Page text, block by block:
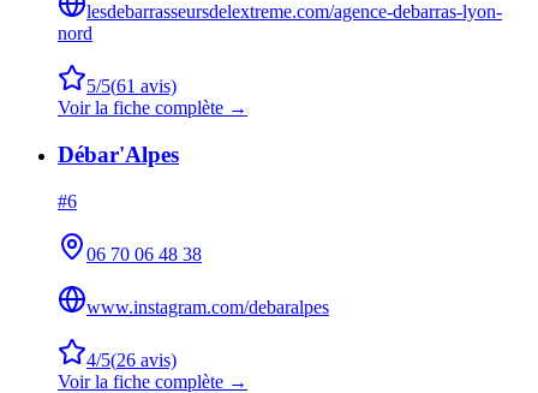
lesdebarrasseursdelextreme.com/agence-debarras-lyon-
nord
5/5(61 avis)
Voir la fiche complète →
Débar'Alpes
#6
06 70 06 48 38
www.instagram.com/debaralpes
4/5(26 avis)
Voir la fiche complète →